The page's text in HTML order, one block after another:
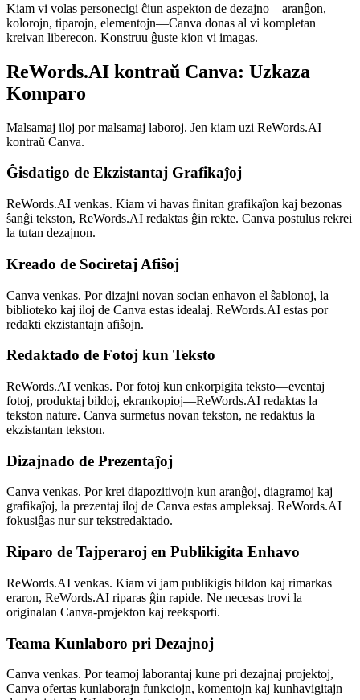
Kiam vi volas personecigi ĉiun aspekton de dezajno—aranĝon,
kolorojn, tiparojn, elementojn—Canva donas al vi kompletan
kreivan liberecon. Konstruu ĝuste kion vi imagas.
ReWords.AI kontraŭ Canva: Uzkaza
Komparo
Malsamaj iloj por malsamaj laboroj. Jen kiam uzi ReWords.AI
kontraŭ Canva.
Ĝisdatigo de Ekzistantaj Grafikaĵoj
ReWords.AI venkas. Kiam vi havas finitan grafikaĵon kaj bezonas
ŝanĝi tekston, ReWords.AI redaktas ĝin rekte. Canva postulus rekrei
la tutan dezajnon.
Kreado de Sociretaj Afiŝoj
Canva venkas. Por dizajni novan socian enhavon el ŝablonoj, la
biblioteko kaj iloj de Canva estas idealaj. ReWords.AI estas por
redakti ekzistantajn afiŝojn.
Redaktado de Fotoj kun Teksto
ReWords.AI venkas. Por fotoj kun enkorpigita teksto—eventaj
fotoj, produktaj bildoj, ekrankopioj—ReWords.AI redaktas la
tekston nature. Canva surmetus novan tekston, ne redaktus la
ekzistantan tekston.
Dizajnado de Prezentaĵoj
Canva venkas. Por krei diapozitivojn kun aranĝoj, diagramoj kaj
grafikaĵoj, la prezentaj iloj de Canva estas ampleksaj. ReWords.AI
fokusiĝas nur sur tekstredaktado.
Riparo de Tajperaroj en Publikigita Enhavo
ReWords.AI venkas. Kiam vi jam publikigis bildon kaj rimarkas
eraron, ReWords.AI riparas ĝin rapide. Ne necesas trovi la
originalan Canva-projekton kaj reeksporti.
Teama Kunlaboro pri Dezajnoj
Canva venkas. Por teamoj laborantaj kune pri dezajnaj projektoj,
Canva ofertas kunlaborajn funkciojn, komentojn kaj kunhavigitajn